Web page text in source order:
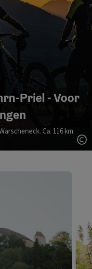
Priel - Voor
Ca. 116 km.